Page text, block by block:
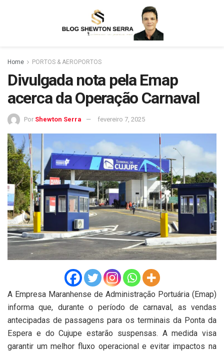
Home PORTOS & AEROPORTOS
Divulgada nota pela Emap
acerca da Operação Carnaval
Por Shewton Serra fevereiro 7, 2025
A Empresa Maranhense de Administração Portuária (Emap)
informa que, durante o período de carnaval, as vendas
antecipadas de passagens para os terminais da Ponta da
Espera e do Cujupe estarão suspensas. A medida visa
garantir um melhor fluxo operacional e evitar impactos na